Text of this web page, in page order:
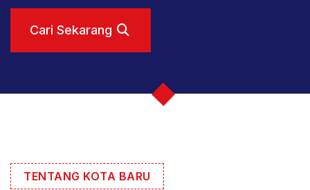
Cari Sekarang
TENTANG KOTA BARU